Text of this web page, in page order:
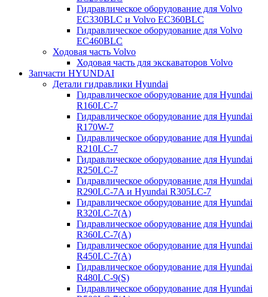
Гидравлическое оборудование для Volvo
EC330BLC и Volvo EC360BLC
Гидравлическое оборудование для Volvo
EC460BLC
Ходовая часть Volvo
Ходовая часть для экскаваторов Volvo
Запчасти HYUNDAI
Детали гидравлики Hyundai
Гидравлическое оборудование для Hyundai
R160LC-7
Гидравлическое оборудование для Hyundai
R170W-7
Гидравлическое оборудование для Hyundai
R210LC-7
Гидравлическое оборудование для Hyundai
R250LC-7
Гидравлическое оборудование для Hyundai
R290LC-7A и Hyundai R305LC-7
Гидравлическое оборудование для Hyundai
R320LC-7(A)
Гидравлическое оборудование для Hyundai
R360LC-7(A)
Гидравлическое оборудование для Hyundai
R450LC-7(A)
Гидравлическое оборудование для Hyundai
R480LC-9(S)
Гидравлическое оборудование для Hyundai